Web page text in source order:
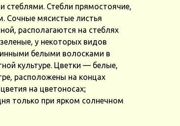
стеблями. Стебли прямостоячие,
Сочные мясистые листья
располагаются на стеблях
у некоторых видов
белыми волосками в
культуре. Цветки — белые,
расположены на концах
на цветоносах;
только при ярком солнечном